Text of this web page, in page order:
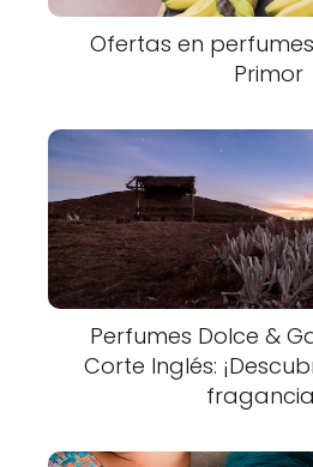
Ofertas en
Primor
Perfumes Dolce &
Corte Inglés: